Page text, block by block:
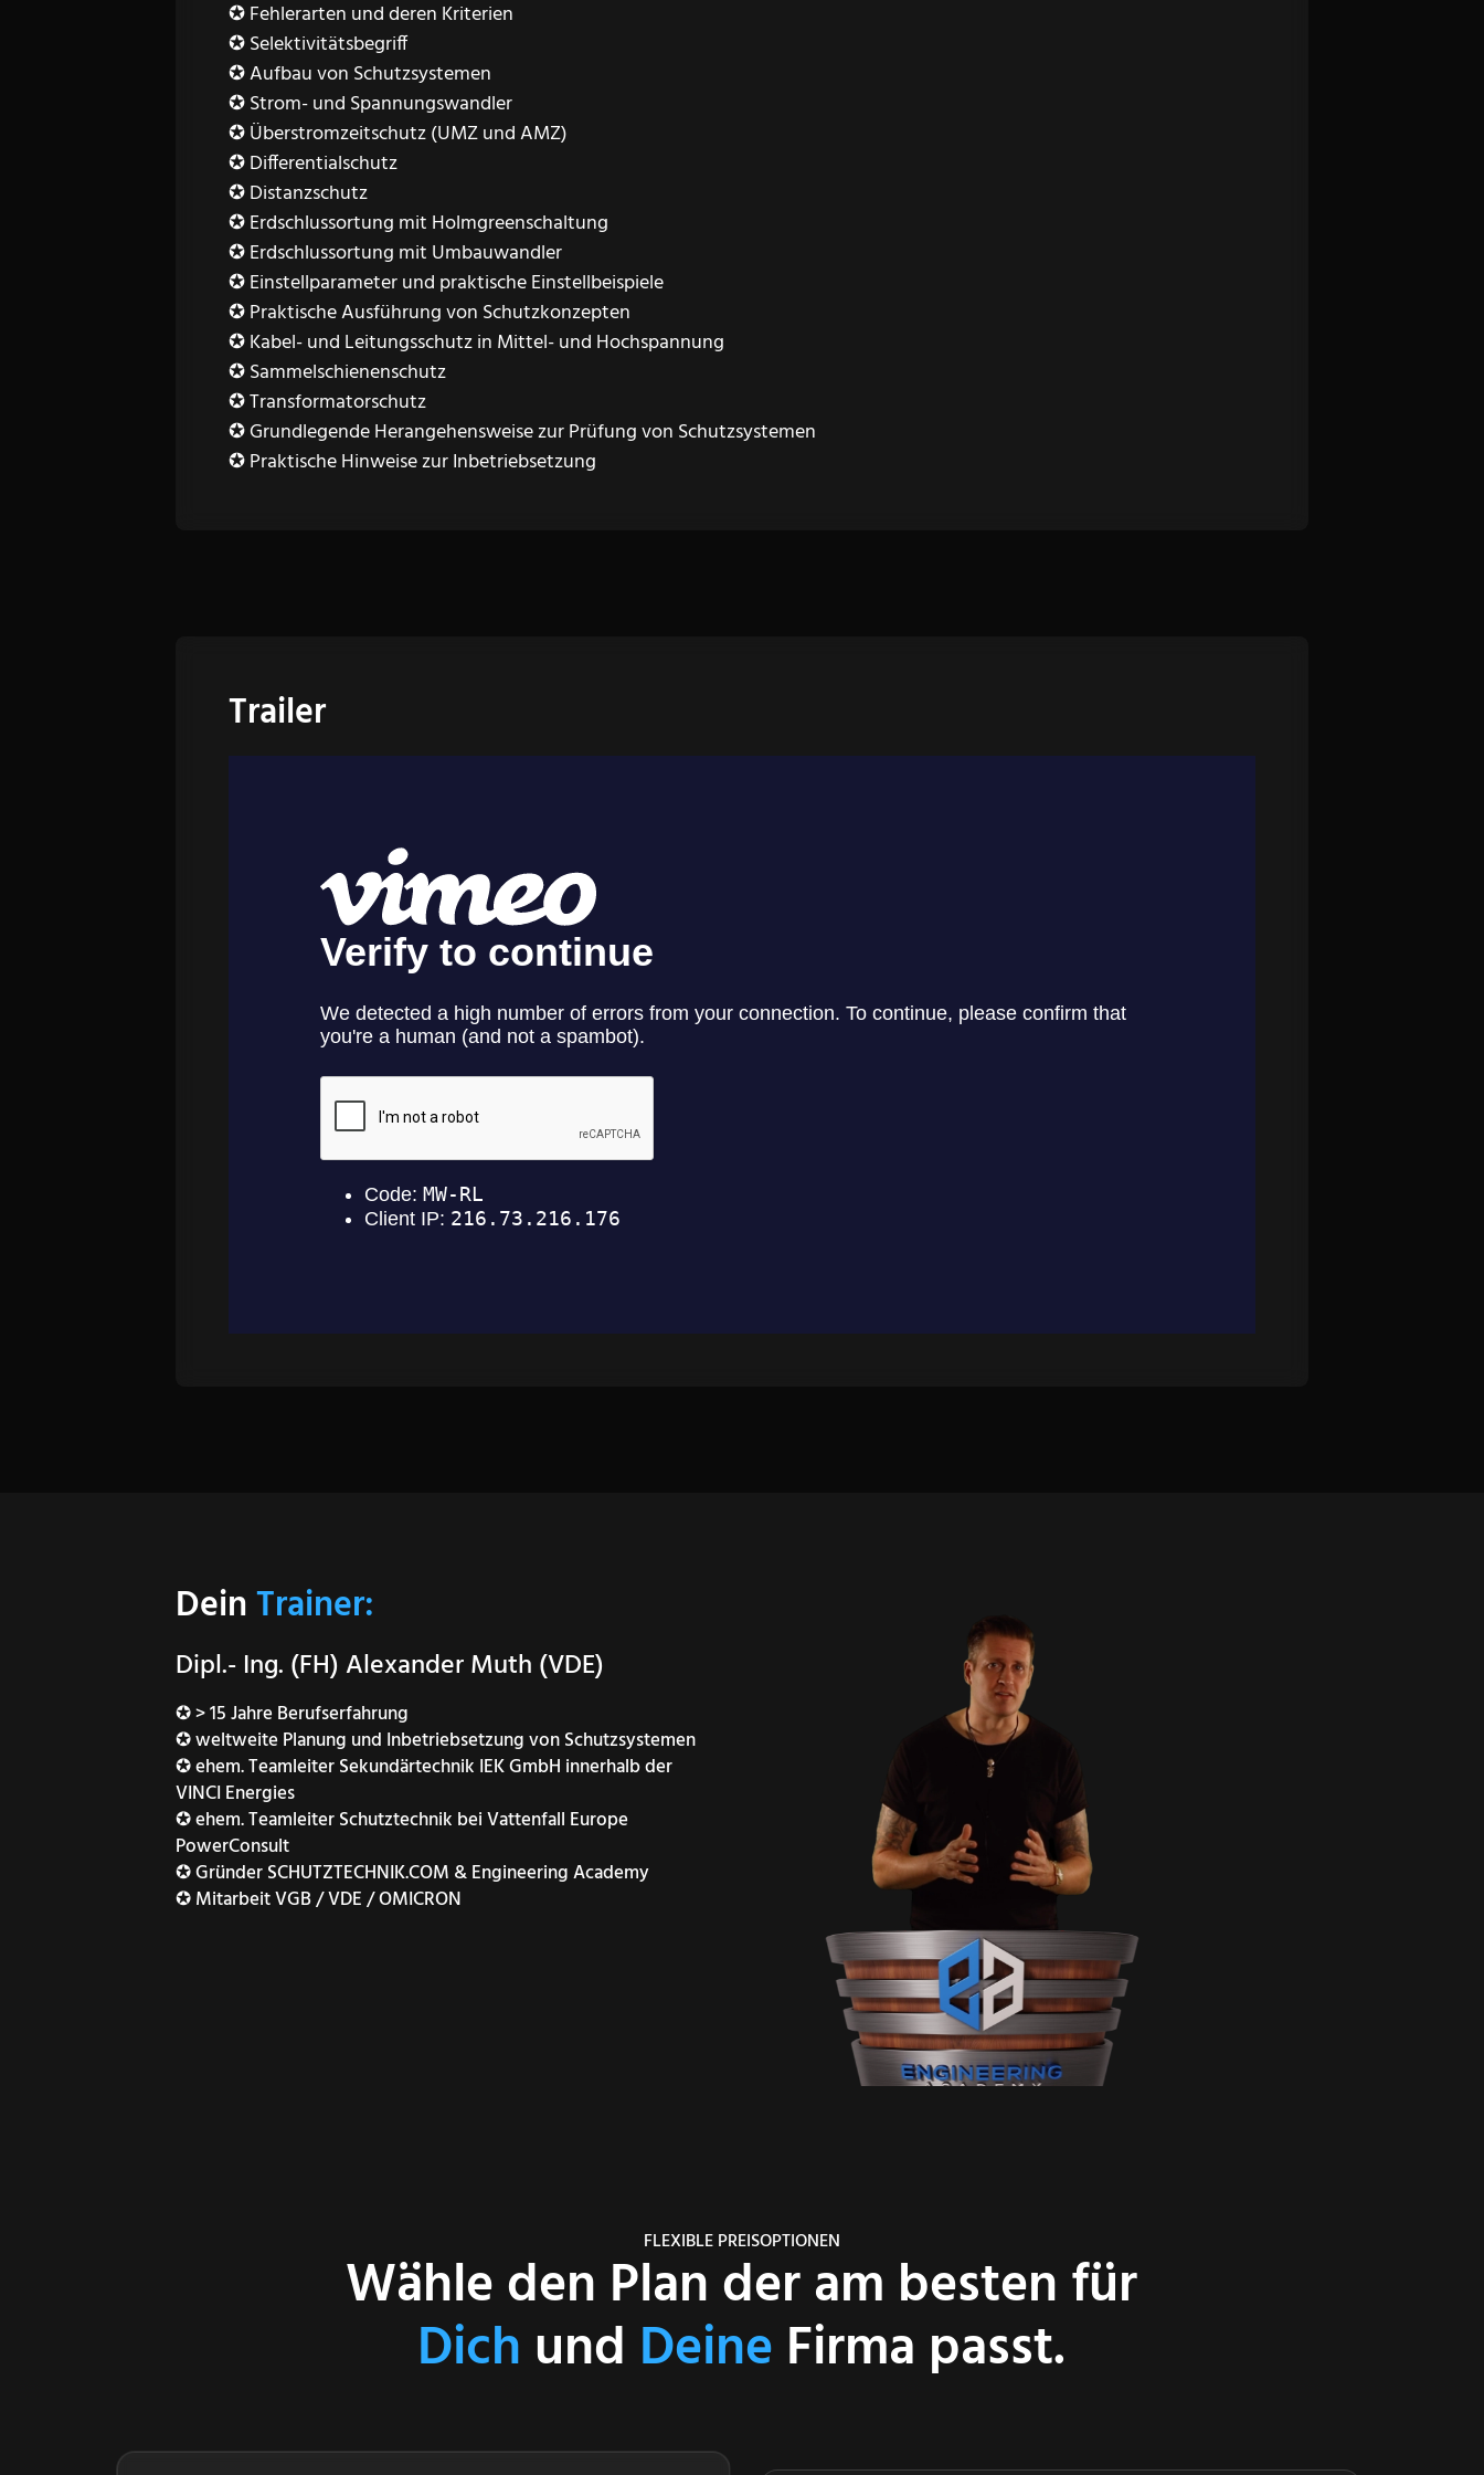
✪ Fehlerarten und deren Kriterien
✪ Selektivitätsbegriff
✪ Aufbau von Schutzsystemen
✪ Strom- und Spannungswandler
✪ Überstromzeitschutz (UMZ und AMZ)
✪ Differentialschutz
✪ Distanzschutz
✪ Erdschlussortung mit Holmgreenschaltung
✪ Erdschlussortung mit Umbauwandler
✪ Einstellparameter und praktische Einstellbeispiele
✪ Praktische Ausführung von Schutzkonzepten
✪ Kabel- und Leitungsschutz in Mittel- und Hochspannung
✪ Sammelschienenschutz
✪ Transformatorschutz
✪ Grundlegende Herangehensweise zur Prüfung von Schutzsystemen
✪ Praktische Hinweise zur Inbetriebsetzung
Trailer
DeinTrainer:
Dipl.- Ing. (FH) Alexander Muth (VDE)
✪ > 15 Jahre Berufserfahrung
✪ ​weltweite Planung und Inbetriebsetzung von Schutzsystemen
✪ ehem. ​Teamleiter Sekundärtechnik IEK GmbH innerhalb der
VINCI Energies
✪ ​ehem. Teamleiter Schutztechnik bei Vattenfall Europe
PowerConsult
✪ Gründer SCHUTZTECHNIK.COM & Engineering Academy
✪ Mitarbeit VGB / VDE / OMICRON
FLEXIBLE PREISOPTIONEN
Wähle den Plan der am besten für
Dich und Deine Firma passt.